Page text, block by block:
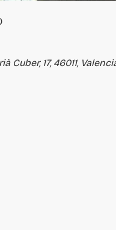
Cuber, 17, 46011,